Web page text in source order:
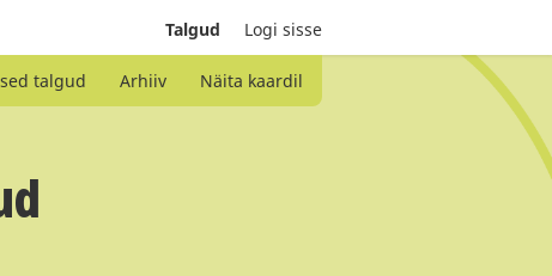
Talgud Logi sisse
talgud Arhiiv Näita kaardil